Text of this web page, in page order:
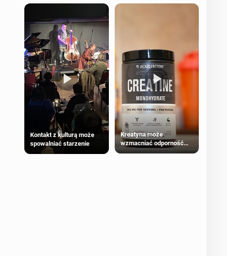
większości dorosłych
Kontakt z kulturą może
spowalniać starzenie
Kreatyna może
wzmacniać odporność
przeciw nowotworom